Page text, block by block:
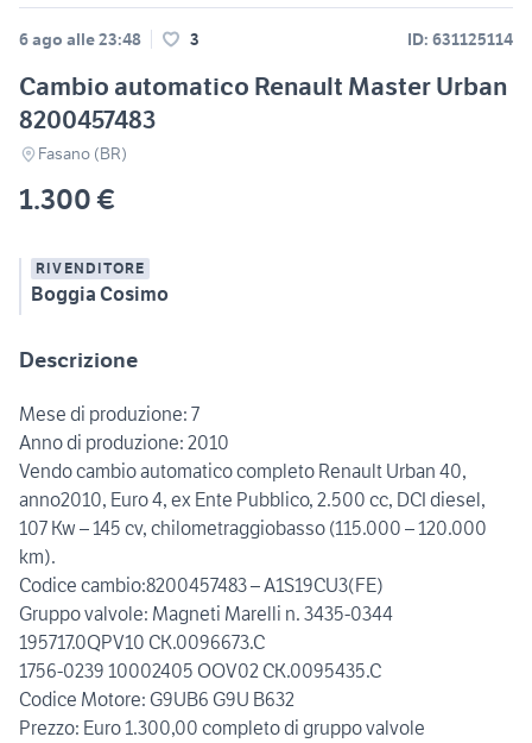
6 ago alle 23:48 3 ID: 631125114
Cambio automatico Renault Master Urban
8200457483
Fasano (BR)
1.300 €
RIVENDITORE
Boggia Cosimo
Descrizione
Mese di produzione: 7
Anno di produzione: 2010
Vendo cambio automatico completo Renault Urban 40,
anno2010, Euro 4, ex Ente Pubblico, 2.500 cc, DCI diesel,
107 Kw – 145 cv, chilometraggiobasso (115.000 – 120.000
km).
Codice cambio:8200457483 – A1S19CU3(FE)
Gruppo valvole: Magneti Marelli n. 3435-0344
195717.0QPV10 CK.0096673.C
1756-0239 10002405 OOV02 CK.0095435.C
Codice Motore: G9UB6 G9U B632
Prezzo: Euro 1.300,00 completo di gruppo valvole